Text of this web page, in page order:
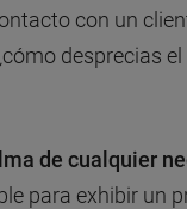
con un
desprecias
de cualquier
para exhibir un